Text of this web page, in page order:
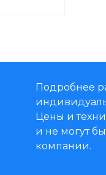
Подробнее
Цены и
и не могут
компании.